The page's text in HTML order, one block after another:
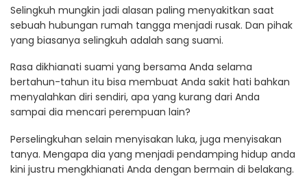
Selingkuh mungkin jadi alasan paling menyakitkan saat
sebuah hubungan rumah tangga menjadi rusak. Dan pihak
yang biasanya selingkuh adalah sang suami.
Rasa dikhianati suami yang bersama Anda selama
bertahun-tahun itu bisa membuat Anda sakit hati bahkan
menyalahkan diri sendiri, apa yang kurang dari Anda
sampai dia mencari perempuan lain?
Perselingkuhan selain menyisakan luka, juga menyisakan
tanya. Mengapa dia yang menjadi pendamping hidup anda
kini justru mengkhianati Anda dengan bermain di belakang.